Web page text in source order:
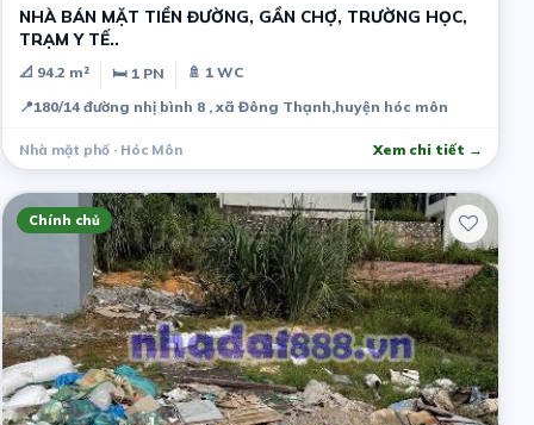
NHÀ BÁN MẶT TIỀN ĐƯỜNG, GẦN CHỢ, TRƯỜNG HỌC,
TRẠM Y TẾ..
📐 94.2 m² 🛏 1 PN
🚿 1 WC
📍180/14 đường nhị bình 8 , xã Đông Thạnh,huyện hóc môn
Nhà mặt phố · Hóc Môn Xem chi tiết →
Chính chủ